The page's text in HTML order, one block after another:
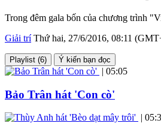
Trong đêm gala bốn của chương trình
Giải trí Thứ hai, 27/6/2016, 08:11
Playlist (6) Ý kiến bạn đọc
| 05:05
Bảo Trân hát 'Con cò'
|